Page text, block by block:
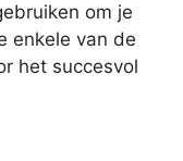
om je
enkele van de
het succesvol